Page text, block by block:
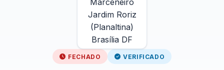
FECHADO VERIFICADO